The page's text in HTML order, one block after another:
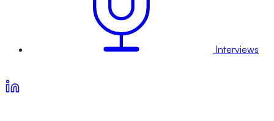
Interviews